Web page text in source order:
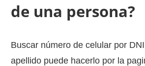
de una persona?
Buscar número de celular por
apellido puede hacerlo por la